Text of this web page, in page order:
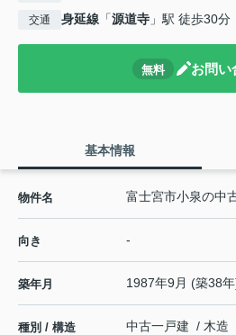
交通 身延線 「源道寺 」駅 徒歩30分
無料 お問い
基本情報
物件名 富士宮市小泉の中
向き -
築年月 1987年9月 (築38
種別 / 構造 中古一戸建 / 木造